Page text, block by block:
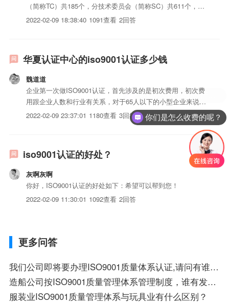
（简称TC）共185个，分技术委员会（简称SC）共611个，工
作组（WG）2022个，特别工作组38个。
2022-02-09 18:38:40 1091查看 2回答
华夏认证中心的iso9001认证多少钱
魏道道
企业第一次做ISO9001认证，首先涉及的是初次费用，初次费
用跟企业人数和行业有关系，对于65人以下的小型企业来说，
国家规定初次审核的最少费用为12000元，该费用不包含老师
的差旅费。企业通过初次审核后，就会面临第二年的监督审核
费用，该费用一般为初次审核费用的三分之一，以上不包含...
2022-02-09 23:37:01 1180查看 3回答
iso9001认证的好处？
灰啊灰啊
你好，ISO9001认证的好处如下：希望可以帮到您！
2022-02-09 11:30:01 1092查看 2回答
更多问答
我们公司即将要办理ISO9001质量体系认证,请问有谁能介绍一些比较好的深圳代理公司呢?谢谢!
造船公司按ISO9001质量管理体系管理制度，谁有发我下 感激不尽。。。
服装业ISO9001质量管理体系与玩具业有什么区别？
你们是怎么收费的呢？